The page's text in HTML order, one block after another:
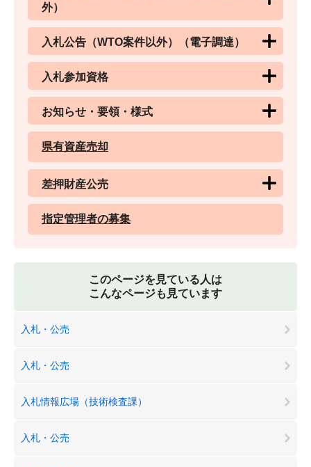
外）
入札公告（WTO案件以外）（電子調達）
入札参加資格
お知らせ・要領・様式
県有資産売却
差押財産公売
指定管理者の募集
このページを見ている人は
こんなページも見ています
入札・公売
入札・公売
入札情報広場（技術検査課）
入札・公売